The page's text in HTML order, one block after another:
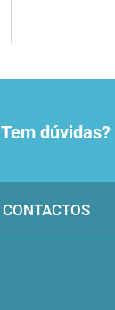
Tem dúvidas?
CONTACTOS